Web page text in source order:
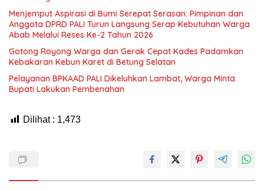
Menjemput Aspirasi di Bumi Serepat Serasan: Pimpinan dan
Anggota DPRD PALI Turun Langsung Serap Kebutuhan Warga
Abab Melalui Reses Ke-2 Tahun 2026
Gotong Royong Warga dan Gerak Cepat Kades Padamkan
Kebakaran Kebun Karet di Betung Selatan
Pelayanan BPKAAD PALI Dikeluhkan Lambat, Warga Minta
Bupati Lakukan Pembenahan
Dilihat : 1,473